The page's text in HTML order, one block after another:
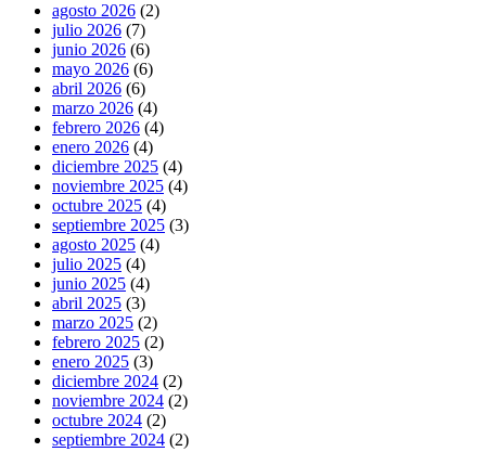
agosto 2026 (2)
julio 2026 (7)
junio 2026 (6)
mayo 2026 (6)
abril 2026 (6)
marzo 2026 (4)
febrero 2026 (4)
enero 2026 (4)
diciembre 2025 (4)
noviembre 2025 (4)
octubre 2025 (4)
septiembre 2025 (3)
agosto 2025 (4)
julio 2025 (4)
junio 2025 (4)
abril 2025 (3)
marzo 2025 (2)
febrero 2025 (2)
enero 2025 (3)
diciembre 2024 (2)
noviembre 2024 (2)
octubre 2024 (2)
septiembre 2024 (2)